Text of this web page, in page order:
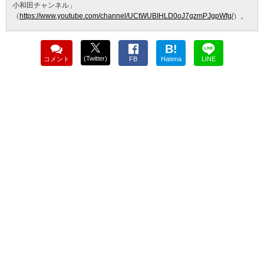
小和田チャンネル」
（https://www.youtube.com/channel/UCtWUBIHLD0oJ7gzmPJgpWfg/）。
コメント (Twitter) FB
B!
Hatena LINE